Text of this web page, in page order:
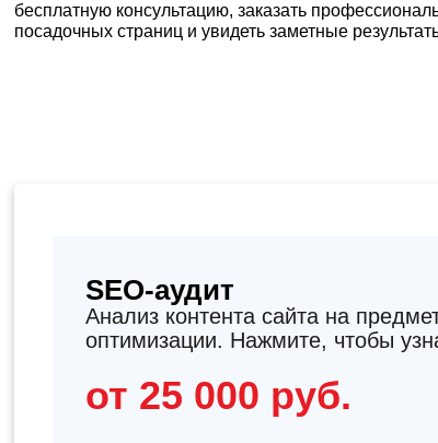
бесплатную консультацию, заказать
посадочных страниц и увидеть заметные
SEO-аудит
Анализ контента сайта на
оптимизации. Нажмите, чтобы
от 25 000 руб.